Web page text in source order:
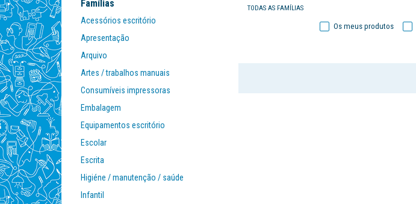
Famílias
Acessórios escritório
Apresentação
Arquivo
Artes / trabalhos manuais
Consumíveis impressoras
Embalagem
Equipamentos escritório
Escolar
Escrita
Higiéne / manutenção / saúde
Infantil
TODAS AS FAMÍLIAS
Os meus produtos